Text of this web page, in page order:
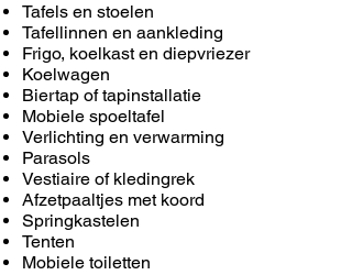
Tafels en stoelen
Tafellinnen en aankleding
Frigo, koelkast en diepvriezer
Koelwagen
Biertap of tapinstallatie
Mobiele spoeltafel
Verlichting en verwarming
Parasols
Vestiaire of kledingrek
Afzetpaaltjes met koord
Springkastelen
Tenten
Mobiele toiletten